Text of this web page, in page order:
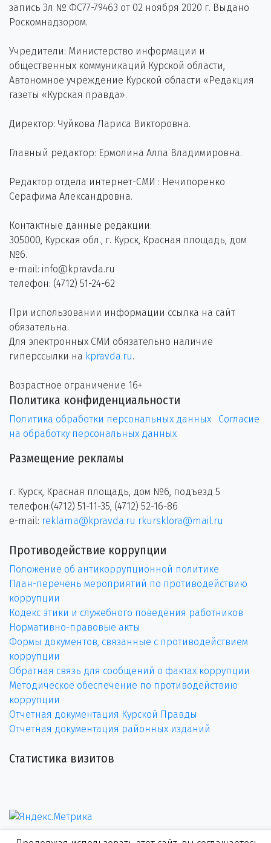
запись Эл № ФС77-79463 от 02 ноября 2020 г. Выдано
Роскомнадзором.
Учредители: Министерство информации и
общественных коммуникаций Курской области,
Автономное учреждение Курской области «Редакция
газеты «Курская правда».
Директор: Чуйкова Лариса Викторовна.
Главный редактор: Ермолина Алла Владимировна.
Редактор отдела интернет-СМИ : Нечипоренко
Серафима Александровна.
Контактные данные редакции:
305000, Курская обл., г. Курск, Красная площадь, дом
№6.
e-mail: info@kpravda.ru
телефон: (4712) 51-24-62
При использовании информации ссылка на сайт
обязательна.
Для электронных СМИ обязательно наличие
гиперссылки на kpravda.ru.
Возрастное ограничение 16+
Политика конфиденциальности
Политика обработки персональных данных
Согласие
на обработку персональных данных
Размещение рекламы
г. Курск, Красная площадь, дом №6, подъезд 5
телефон:(4712) 51-11-35, (4712) 52-16-86
e-mail: reklama@kpravda.ru rkursklora@mail.ru
Противодействие коррупции
Положение об антикоррупционной политике
План-перечень мероприятий по противодействию
коррупции
Кодекс этики и служебного поведения работников
Нормативно-правовые акты
Формы документов, связанные с противодействием
коррупции
Обратная связь для сообщений о фактах коррупции
Методическое обеспечение по противодействию
коррупции
Отчетная документация Курской Правды
Отчетная документация районных изданий
Статистика визитов